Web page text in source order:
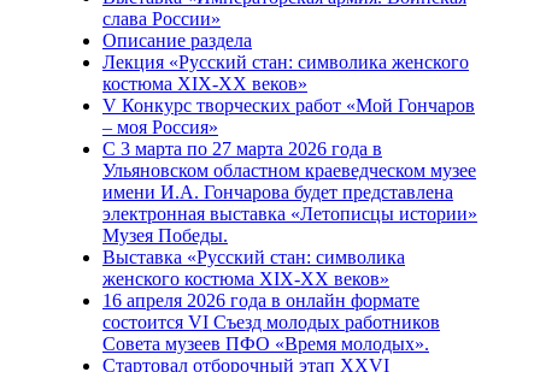
слава России»
Описание раздела
Лекция «Русский стан: символика женского
костюма XIX-XX веков»
V Конкурс творческих работ «Мой Гончаров
– моя Россия»
С 3 марта по 27 марта 2026 года в
Ульяновском областном краеведческом музее
имени И.А. Гончарова будет представлена
электронная выставка «Летописцы истории»
Музея Победы.
Выставка «Русский стан: символика
женского костюма XIX-XX веков»
16 апреля 2026 года в онлайн формате
состоится VI Съезд молодых работников
Совета музеев ПФО «Время молодых».
Стартовал отборочный этап XXVI